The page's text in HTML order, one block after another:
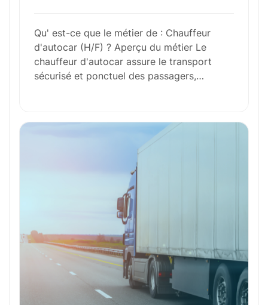
Outils et Technologies ️
Formation et Qualifications
Perspectives de carrière
Ces métiers peuvent vous intéresser
Qu' est-ce que le métier de : Chauffeur
d'autocar (H/F) ? Aperçu du métier Le
chauffeur d'autocar assure le transport
sécurisé et ponctuel des passagers,…